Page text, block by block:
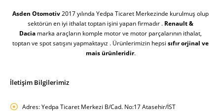
Asden Otomotiv 2017 yılında Yedpa Ticaret Merkezinde kurulmuş olup
sektörün en iyi ithalat toptan işini yapan firmadır . Renault &
Dacia marka araçların komple motor ve motor parçalarının ithalat,
toptan ve spot satışını yapmaktayız . Ürünlerimizin hepsi sıfır orjinal ve
mais ürünleridir.
İletişim Bilgilerimiz
Adres:Yedpa Ticaret Merkezi B/Cad. No:17 Atasehir/İST